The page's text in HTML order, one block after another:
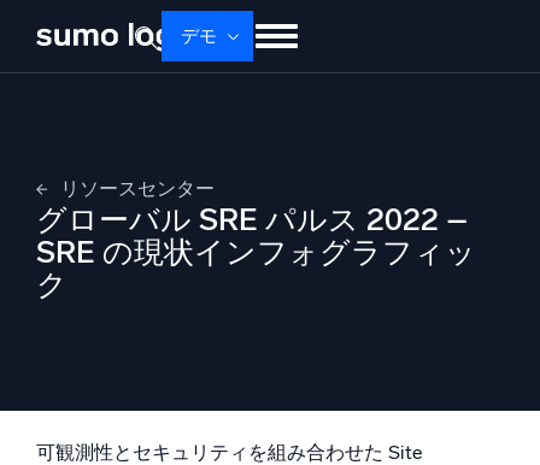
デモ
ログイン 無料トライアル サポート
Dojo AI
プラットフォーム
リソースセンター
グローバル SRE パルス 2022 –
SRE の現状インフォグラフィッ
ク
可観測性とセキュリティを組み合わせた Site